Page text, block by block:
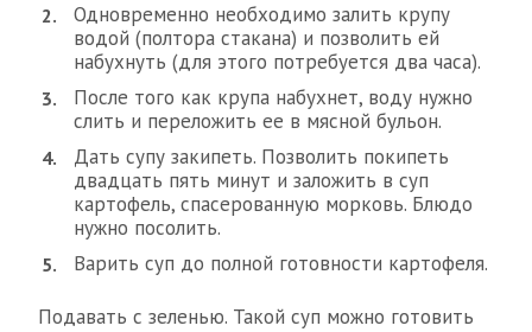
Одновременно необходимо залить крупу
водой (полтора стакана) и позволить ей
набухнуть (для этого потребуется два часа).
После того как крупа набухнет, воду нужно
слить и переложить ее в мясной бульон.
Дать супу закипеть. Позволить покипеть
двадцать пять минут и заложить в суп
картофель, спасерованную морковь. Блюдо
нужно посолить.
Варить суп до полной готовности картофеля.
Подавать с зеленью. Такой суп можно готовить